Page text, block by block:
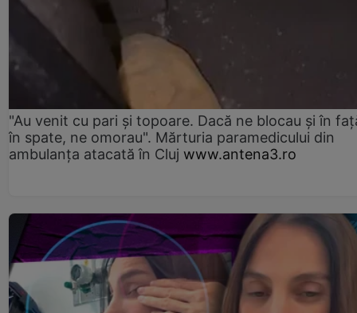
"Au venit cu pari și topoare. Dacă ne blocau şi în
în spate, ne omorau". Mărturia paramedicului din
ambulanţa atacată în Cluj www.antena3.ro